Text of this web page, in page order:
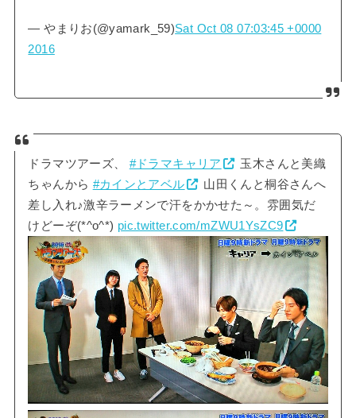
— やまりお(@yamark_59)Sat Oct 08 07:03:45 +0000
2016
ドラマツアーズ、 #ドラマキャリア
玉木さんと美織
ちゃんから #カインとアベル
山田くんと桐谷さんへ
差し入れ♪激辛ラーメンで汗をかかせた～。雰囲気だ
けどーぞ(*^o^*) pic.twitter.com/mZWU1YsZC9